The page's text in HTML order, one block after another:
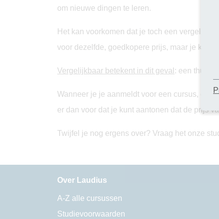
om nieuwe dingen te leren.
Het kan voorkomen dat je toch een
voor dezelfde, goedkopere prijs, maar je krijgt
Vergelijkbaar betekent in dit geval : een
Wanneer je je aanmeldt voor een cursus,
er dan voor dat je kunt aantonen dat de prijs
Twijfel je nog ergens over? Vraag het onze
Over Laudius
A-Z alle cursussen
Studievoorwaarden